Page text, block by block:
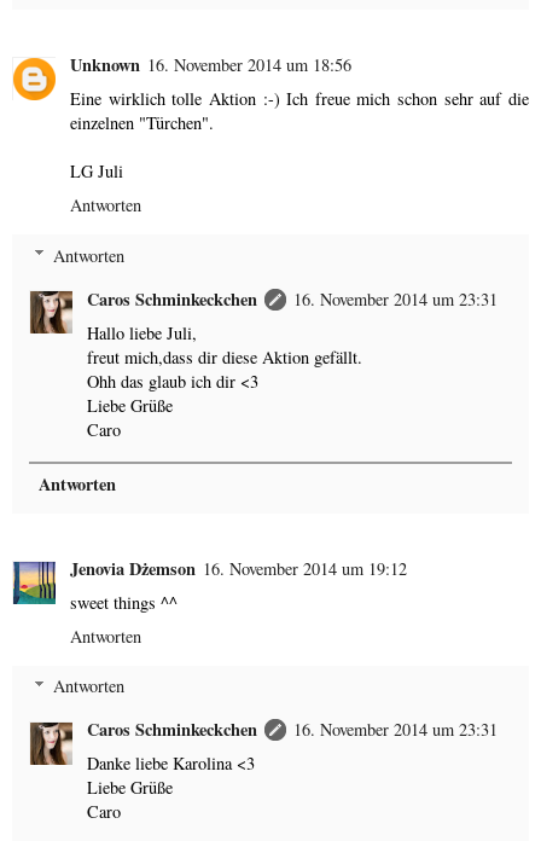
Unknown 16. November 2014 um 18:56
Eine wirklich tolle Aktion :-) Ich freue mich schon sehr auf die
einzelnen "Türchen".
LG Juli
Antworten
Antworten
Caros Schminkeckchen
16. November 2014 um 23:31
Hallo liebe Juli,
freut mich,dass dir diese Aktion gefällt.
Ohh das glaub ich dir <3
Liebe Grüße
Caro
Antworten
Jenovia Dżemson 16. November 2014 um 19:12
sweet things ^^
Antworten
Antworten
Caros Schminkeckchen
16. November 2014 um 23:31
Danke liebe Karolina <3
Liebe Grüße
Caro